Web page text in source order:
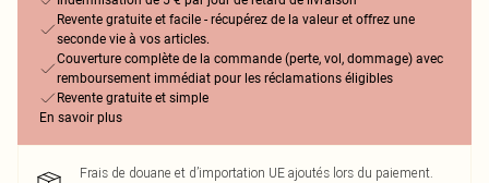
Revente gratuite et facile - récupérez de la valeur et offrez une
seconde vie à vos articles.
Couverture complète de la commande (perte, vol, dommage) avec
remboursement immédiat pour les réclamations éligibles
Revente gratuite et simple
En savoir plus
Frais de douane et d’importation UE ajoutés lors du paiement.